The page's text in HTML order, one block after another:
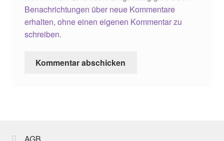
Benachrichtungen über neue Kommentare
erhalten, ohne einen eigenen Kommentar zu
schreiben.
AGB